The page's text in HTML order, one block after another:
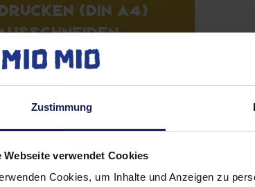
Zustimmung
Webseite verwendet Cookies
Cookies, um Inhalte und Anzeigen zu
(Din A4)
Flasche kleben